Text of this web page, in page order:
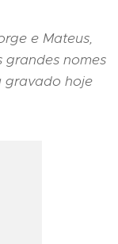
e Mateus,
grandes nomes
gravado hoje